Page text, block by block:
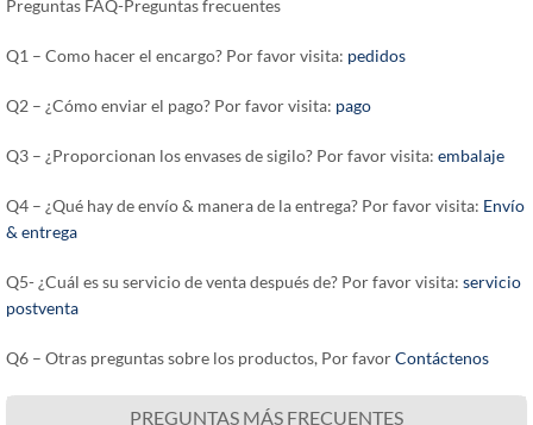
Preguntas FAQ-Preguntas frecuentes
Q1 – Como hacer el encargo? Por favor visita: pedidos
Q2 – ¿Cómo enviar el pago? Por favor visita: pago
Q3 – ¿Proporcionan los envases de sigilo? Por favor visita: embalaje
Q4 – ¿Qué hay de envío & manera de la entrega? Por favor visita: Envío
& entrega
Q5- ¿Cuál es su servicio de venta después de? Por favor visita: servicio
postventa
Q6 – Otras preguntas sobre los productos, Por favorContáctenos
PREGUNTAS MÁS FRECUENTES